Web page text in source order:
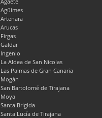
Agüimes
Artenara
Arucas
Firgas
Galdar
Ingenio
La Aldea de San Nicolas
Las Palmas de Gran Canaria
Mogán
San Bartolomé de Tirajana
Moya
Santa Brigida
Santa Lucía de Tirajana